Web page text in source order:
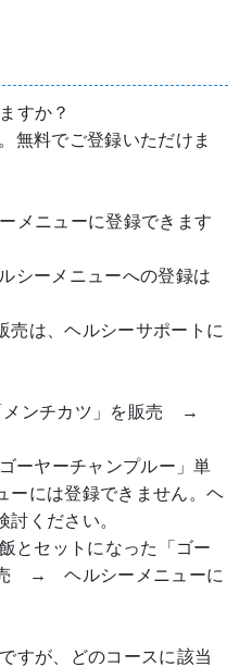
すか？
無料でご登録いただけま
メニューに登録できます
シーメニューへの登録は
売は、ヘルシーサポートに
メンチカツ」を販売 →
ーヤーチャンプルー」単
には登録できません。ヘ
討ください。
とセットになった「ゴー
売 → ヘルシーメニューに
すが、どのコースに該当